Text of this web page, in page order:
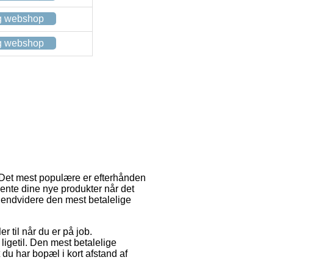
webshop
webshop
mest populære er efterhånden
dine nye produkter når det
den mest betalelige
til når du er på job.
Den mest betalelige
har bopæl i kort afstand af